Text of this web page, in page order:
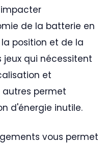
de la batterie en
position et de la
qui nécessitent
et
autres permet
d'énergie inutile.
vous permet